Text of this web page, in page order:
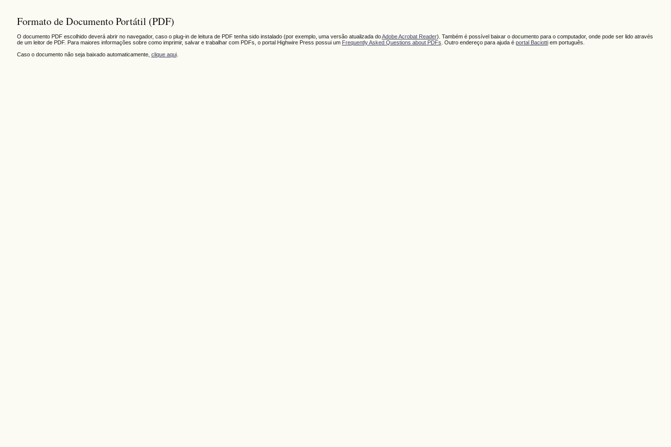
Formato de Documento Portátil (PDF)
O documento PDF escolhido deverá abrir no navegador, caso o plug-in de leitura de PDF tenha sido instalado (por exemplo, uma versão atualizada doAdobe Acrobat Reader). Também é possível baixar o documento para o computador, onde pode ser lido através
de um leitor de PDF. Para maiores informações sobre como imprimir, salvar e trabalhar com PDFs, o portal Highwire Press possui um Frequently Asked Questions about PDFs . Outro endereço para ajuda é portal Baciottiem português.
Caso o documento não seja baixado automaticamente, clique aqui.